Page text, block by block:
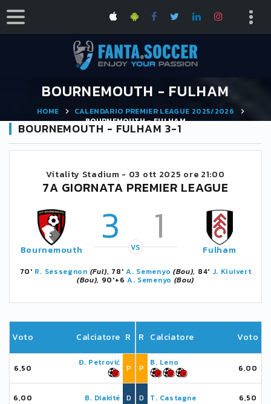
BOURNEMOUTH - FULHAM
HOME
CALENDARIO PREMIER LEAGUE 2025/2026
BOURNEMOUTH - FULHAM
BOURNEMOUTH - FULHAM 3-1
Vitality Stadium - 03 ott 2025 ore 21:00
7A GIORNATA PREMIER LEAGUE
Bournemouth 3 1
VS Fulham
70' R. Sessegnon (Ful), 78'A. Semenyo (Bou), 84' J. Kluivert
(Bou), 90'+6 A. Semenyo (Bou)
Voto Calciatore R
6,50
Đ. Petrović
P
6,00 B. Diakité D
R Calciatore Voto
P
B. Leno
6,00
D T. Castagne 6,50